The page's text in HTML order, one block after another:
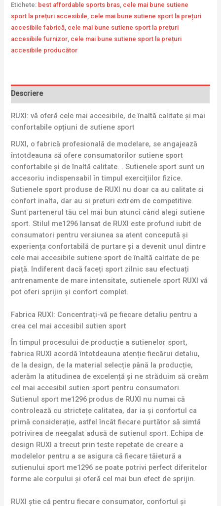
Etichete: best affordable sports bras cele mai bune sutiene
sport la prețuri accesibile cele mai bune sutiene sport la prețuri
accesibile fabrică cele mai bune sutiene sport la prețuri
accesibile furnizor cele mai bune sutiene sport la prețuri
accesibile producător
Descriere
RUXI: vă oferă cele mai accesibile, de înaltă calitate și mai
confortabile opțiuni de sutiene sport
RUXI, o fabrică profesională de modelare, se angajează
întotdeauna să ofere consumatorilor sutiene sport
confortabile și de înaltă calitate. . Sutienele sport sunt un
accesoriu indispensabil în timpul exercițiilor fizice.
Sutienele sport produse de RUXI nu doar ca au calitate si
confort inalta, dar au si preturi extrem de competitive.
Sunt partenerul tău cel mai bun atunci când alegi sutiene
sport. Stilul me1296 lansat de RUXI este profund iubit de
consumatori pentru versiunea sa atent concepută și
experiența confortabilă de purtare și a devenit unul dintre
cele mai accesibile sutiene sport de înaltă calitate de pe
piață. Indiferent dacă faceți sport zilnic sau efectuați
antrenamente de mare intensitate, sutienele sport RUXI vă
pot oferi sprijin și confort complet.
Fabrica RUXI: Concentrați-vă pe fiecare detaliu pentru a
crea cel mai accesibil sutien sport
În timpul procesului de producție a sutienelor sport,
fabrica RUXI acordă întotdeauna atenție fiecărui detaliu,
de la design, de la material selecție până la producție,
aderăm la atitudinea de excelență și ne străduim să creăm
cel mai accesibil sutien sport pentru consumatori.
Sutienul sport me1296 produs de RUXI nu numai că
controlează cu strictețe calitatea, dar ia și confortul ca
primă considerație, astfel încât fiecare purtător să simtă
potrivirea de neegalat adusă de sutienul sport. Echipa de
design RUXI a trecut prin teste repetate de creare a
modelelor pentru a se asigura că fiecare tăietură a
sutienului sport me1296 se poate potrivi perfect diferitelor
forme ale corpului și oferă cel mai bun efect de sprijin.
RUXI știe că pentru fiecare consumator, confortul și